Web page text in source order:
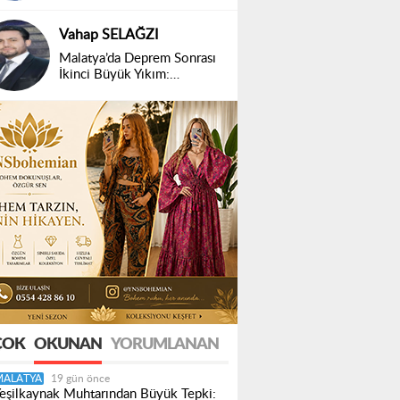
Vahap SELAĞZI
Malatya’da Deprem Sonrası
İkinci Büyük Yıkım:
OKUNAN YORUMLANAN
19 gün önce
Muhtarından Büyük Tepki: